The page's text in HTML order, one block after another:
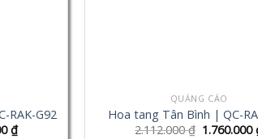
RAK-G92
₫
QUẢNG CÁO
Hoa tang Tân Bình | QC-
2.112.000₫ 1.760.000